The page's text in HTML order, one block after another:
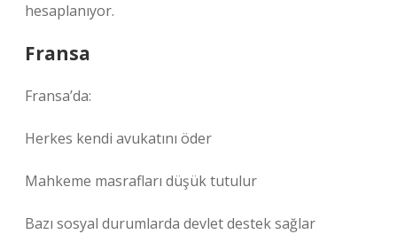
hesaplanıyor.
Fransa
Fransa’da:
Herkes kendi avukatını öder
Mahkeme masrafları düşük tutulur
Bazı sosyal durumlarda devlet destek sağlar